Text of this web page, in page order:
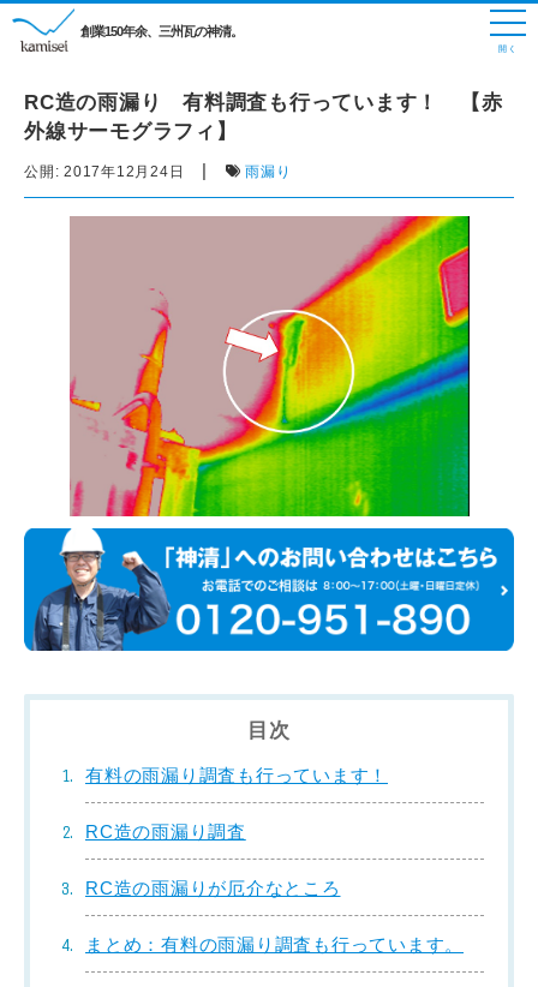
創業150年余、三州瓦の神清。
RC造の雨漏り 有料調査も行っています！ 【赤
外線サーモグラフィ】
公開: 2017年12月24日 | 雨漏り
目次
有料の雨漏り調査も行っています！
RC造の雨漏り調査
RC造の雨漏りが厄介なところ
まとめ：有料の雨漏り調査も行っています。